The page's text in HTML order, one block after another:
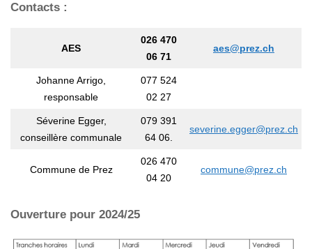
Contacts :
AES
026 470
06 71
aes@prez.ch
Johanne Arrigo,
responsable
077 524
02 27
Séverine Egger,
conseillère communale
079 391
64 06.
severine.egger@prez.ch
Commune de Prez
026 470
04 20
commune@prez.ch
Ouverture pour 2024/25